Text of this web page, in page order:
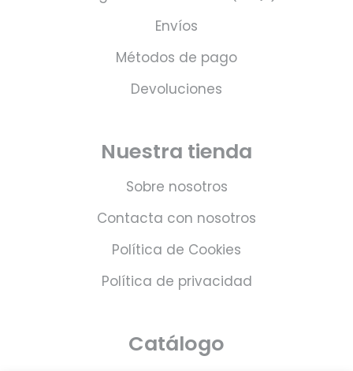
Envíos
Métodos de pago
Devoluciones
Nuestra tienda
Sobre nosotros
Contacta con nosotros
Política de Cookies
Política de privacidad
Catálogo